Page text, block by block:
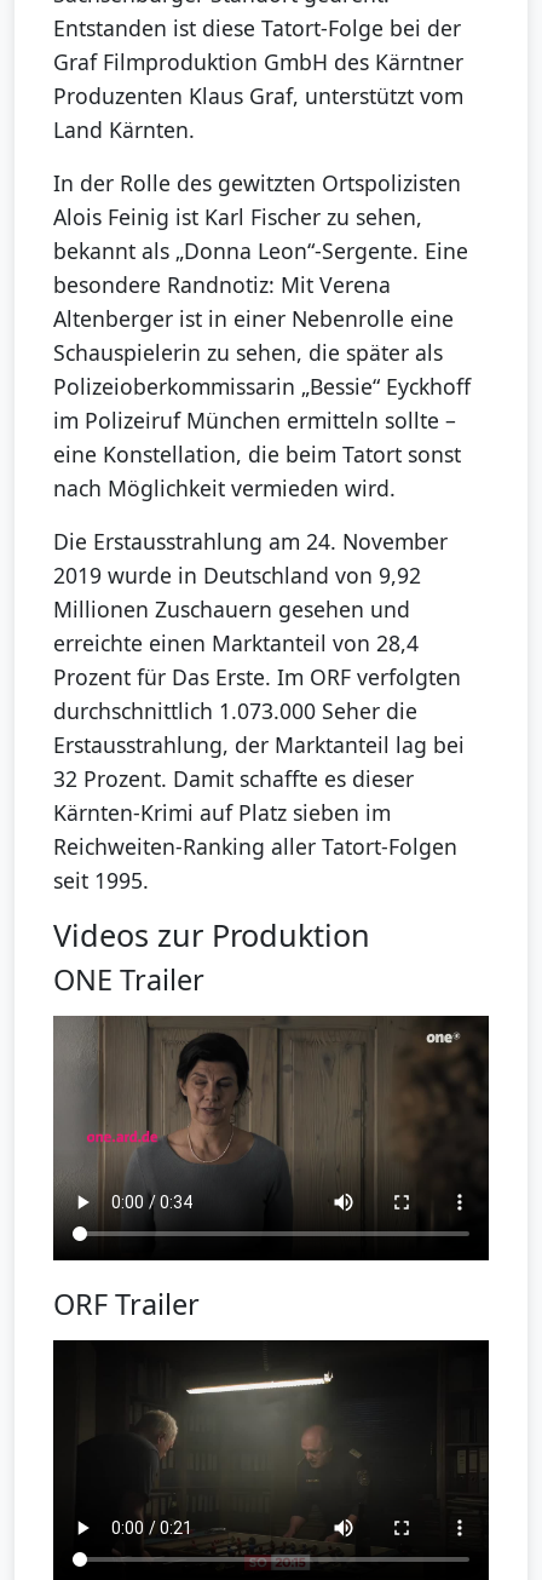
Entstanden ist diese Tatort-Folge bei der
Graf Filmproduktion GmbH des Kärntner
Produzenten Klaus Graf, unterstützt vom
Land Kärnten.
In der Rolle des gewitzten Ortspolizisten
Alois Feinig ist Karl Fischer zu sehen,
bekannt als „Donna Leon“-Sergente. Eine
besondere Randnotiz: Mit Verena
Altenberger ist in einer Nebenrolle eine
Schauspielerin zu sehen, die später als
Polizeioberkommissarin „Bessie“ Eyckhoff
im Polizeiruf München ermitteln sollte –
eine Konstellation, die beim Tatort sonst
nach Möglichkeit vermieden wird.
Die Erstausstrahlung am 24. November
2019 wurde in Deutschland von 9,92
Millionen Zuschauern gesehen und
erreichte einen Marktanteil von 28,4
Prozent für Das Erste. Im ORF verfolgten
durchschnittlich 1.073.000 Seher die
Erstausstrahlung, der Marktanteil lag bei
32 Prozent. Damit schaffte es dieser
Kärnten-Krimi auf Platz sieben im
Reichweiten-Ranking aller Tatort-Folgen
seit 1995.
Videos zur Produktion
ONE Trailer
ORF Trailer